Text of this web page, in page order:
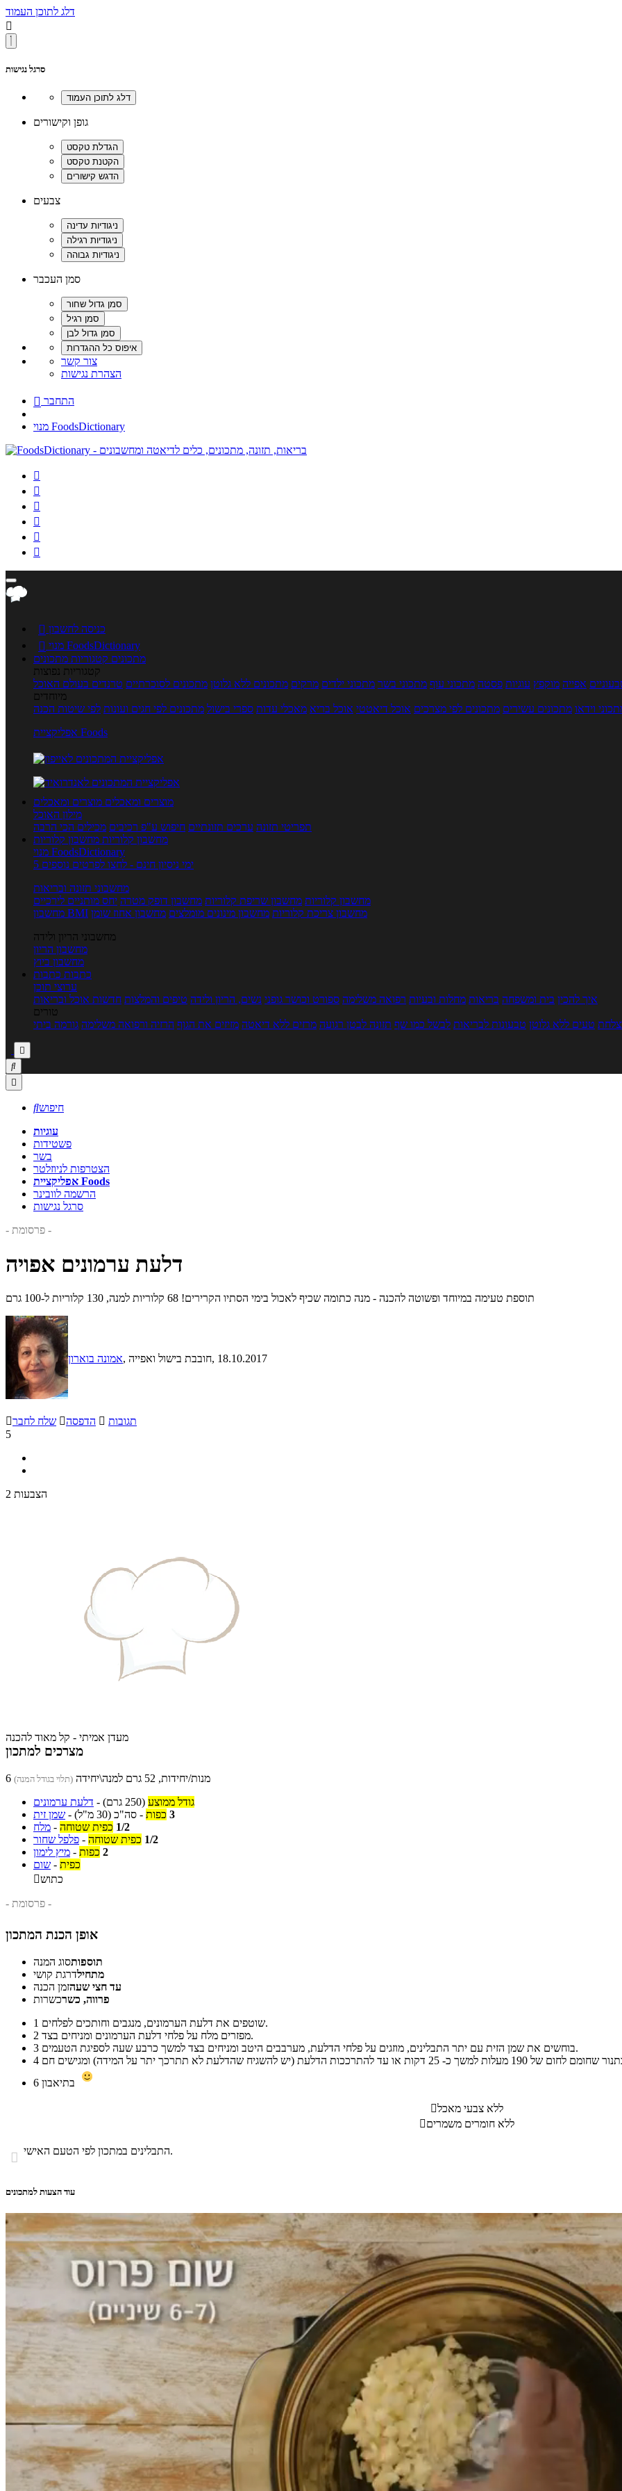
דלג לתוכן העמוד

סרגל נגישות
גופן וקישורים
צבעים
סמן העכבר
צור קשר
הצהרת נגישות
 התחבר
מנוי FoodsDictionary






 כניסה לחשבון

מנוי FoodsDictionary
מתכונים קטגוריות מתכונים
קטגוריות נפוצות
אפייה מוקפץ עוגיות פסטה מתכוני עוף מתכוני בשר מתכוני ילדים מרקים מתכונים ללא גלוטן מתכונים לסוכרתיים טרנדים בעולם האוכל
מיוחדים
וידאו מתכונים עשירים מתכונים לפי מצרכים אוכל דיאטטי אוכל בריא מאכלי עדות ספרי בישול מתכונים לפי חגים ועונות לפי שיטות הכנה
אפליקציית Foods
מוצרים ומאכלים מוצרים ומאכלים
מילון האוכל
תפריטי תזונה ערכים תזונתיים חיפוש ע"פ רכיבים מכילים הכי הרבה
מחשבון קלוריות מחשבון קלוריות
מנוי FoodsDictionary
5 ימי ניסיון חינם - לחצו לפרטים נוספים
מחשבוני תזונה ובריאות
מחשבון קלוריות מחשבון שריפת קלוריות מחשבון דופק מטרה יחס מותניים לירכיים
מחשבון BMI
מחשבון צריכת קלוריות מחשבון מינונים מומלצים מחשבון אחוז שומן
מחשבוני הריון ולידה
מחשבון הריון
מחשבון ביוץ
כתבות כתבות
ערוצי תוכן
איך להכין בית ומשפחה בריאות מחלות ובעיות רפואה משלימה ספורט וכושר גופני נשים, הריון ולידה טיפים והמלצות חדשות אוכל ובריאות
טורים
טעים ללא גלוטן טבעונות לבריאות לבשל כמו שף תזונה לבטן רגועה מרזים ללא דיאטה מזיזים את הגוף הרזיה ורפואה משלימה גורמה ביתי



חיפוש
עוגיות
פשטידות
בשר
הצטרפות לניוזלטר
אפליקציית Foods
הרשמה לוובינר
סרגל נגישות
- פרסומת -
דלעת ערמונים אפויה
תוספת טעימה במיוחד ופשוטה להכנה - מנה כתומה שכיף לאכול בימי הסתיו הקרירים! 68 קלוריות למנה, 130 קלוריות ל-100 גרם
אמונה בוארון , חובבת בישול ואפייה, 18.10.2017
שלח לחבר הדפסה  תגובות
5
2 הצבעות
מעדן אמיתי - קל מאוד להכנה
מצרכים למתכון
6 מנות/יחידות, 52 גרם למנה\יחידה (תלוי בגודל המנה)
דלעת ערמונים - גודל ממוצע (250 גרם)
שמן זית - 3 כפות - סה"כ (30 מ"ל)
מלח - 1/2 כפית שטוחה
פלפל שחור - 1/2 כפית שטוחה
מיץ לימון - 2 כפות
שום - כפית
כתוש
- פרסומת -
אופן הכנת המתכון
תוספותסוג המנה
מתחילדרגת קושי
עד חצי שעהזמן הכנה
פרווה, כשרכשרות
1
שוטפים את דלעת הערמונים, מנגבים וחותכים לפלחים.
2
מפזרים מלח על פלחי דלעת הערמונים ומניחים בצד.
3
בוחשים את שמן הזית עם יתר התבלינים, מוזגים על פלחי הדלעת, מערבבים היטב ומניחים בצד למשך כרבע שעה לספיגת הטעמים.
4
6
ללא צבעי מאכל
ללא חומרים משמרים
 התבלינים במתכון לפי הטעם האישי.
עוד הצעות למתכונים